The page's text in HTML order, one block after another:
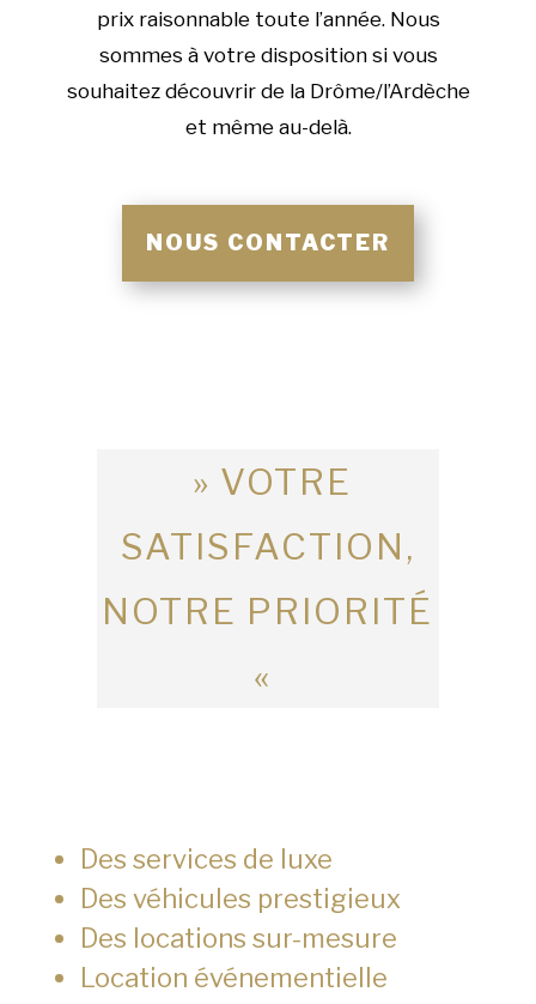
prix raisonnable toute l’année. Nous
sommes à votre disposition si vous
souhaitez découvrir de la Drôme/l’Ardèche
et même au-delà.
NOUS CONTACTER
» VOTRE
SATISFACTION,
NOTRE PRIORITÉ
«
Des services de luxe
Des véhicules prestigieux
Des locations sur-mesure
Location événementielle